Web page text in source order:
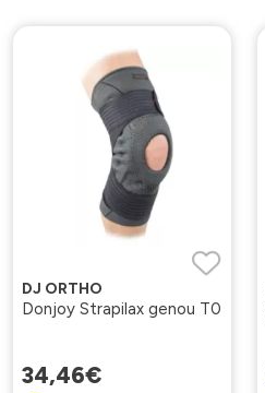
DJ ORTHO
Donjoy Strapilax genou T0
34,46€